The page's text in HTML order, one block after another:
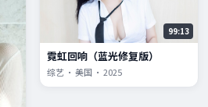
99:13
霓虹回响（蓝光修复版）
综艺 · 美国 · 2025